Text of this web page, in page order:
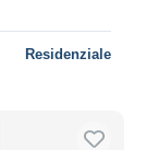
Residenziale